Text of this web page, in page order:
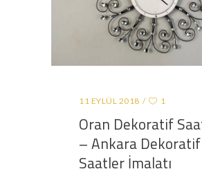
11 EYLÜL 2018 1
Oran Dekoratif
– Ankara Dekoratif
Saatler İmalatı